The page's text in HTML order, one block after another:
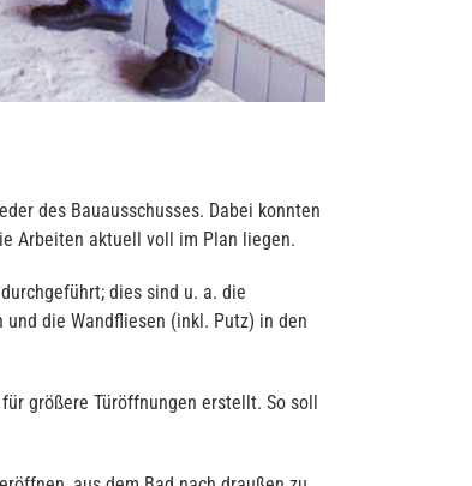
des Bauausschusses. Dabei konnten
Arbeiten aktuell voll im Plan liegen.
dies sind u. a. die
die Wandfliesen (inkl. Putz) in den
größere Türöffnungen erstellt. So soll